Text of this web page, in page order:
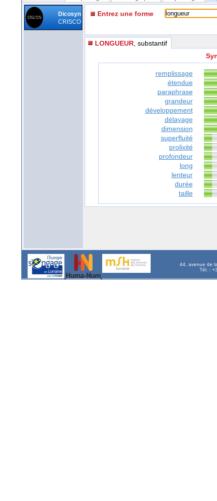
Dicosyn
CRISCO
Entrez une forme
LONGUEUR , substantif
remplissage
étendue
paraphrase
grandeur
développement
délayage
dimension
superfluité
prolixité
profondeur
long
lenteur
durée
taille
44, avenue de
Tél. :